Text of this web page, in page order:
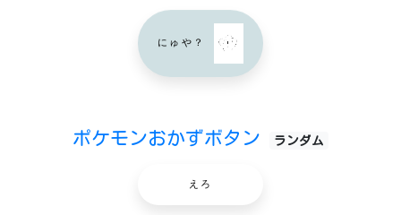
にゅや？
ポケモンおかずボタン ランダム
えろ